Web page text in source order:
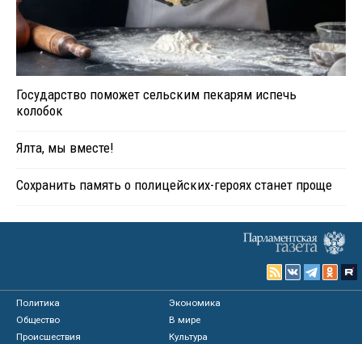
Государство поможет сельским пекарям испечь
колобок
Ялта, мы вместе!
Сохранить память о полицейских-героях станет проще
Политика
Экономика
Общество
В мире
Происшествия
Культура